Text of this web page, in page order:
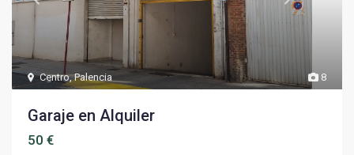
8
Centro,Palencia
Garaje en Alquiler
50 €